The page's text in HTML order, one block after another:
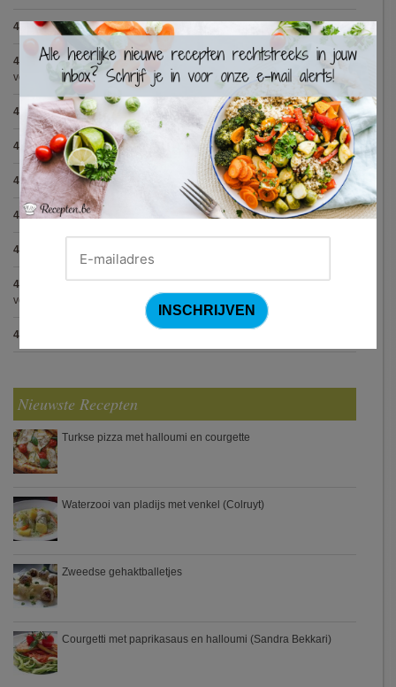
4.8 Spaghetti all'Amatriciana (Antonio Carluccio) (12 votes)
4.8 Aperitiefglaasje met gegrilde groentjes en gedroogde ham
(11
votes)
4.8 :Met spinazie en mozzarella gevulde varkenshaas(10 votes)
4.8 :Gegrilde pesto toastjes
4.8 Seafood chowder
4.8:Zalmfilet op een bedje van asperges(5 votes)
4.8
4.7 Varkenshaasje met jagersaus en kroketten (Jeroen Meus)(15
votes)
4.7
Nieuwste Recepten
Turkse pizza met halloumi en courgette
Waterzooi van pladijs met venkel (Colruyt)
Zweedse gehaktballetjes
Courgetti met paprikasaus en halloumi (Sandra Bekkari)
×